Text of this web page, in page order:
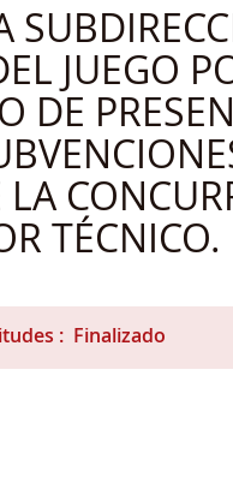
JUEGO
DE
TÉCNICO.
Finalizado